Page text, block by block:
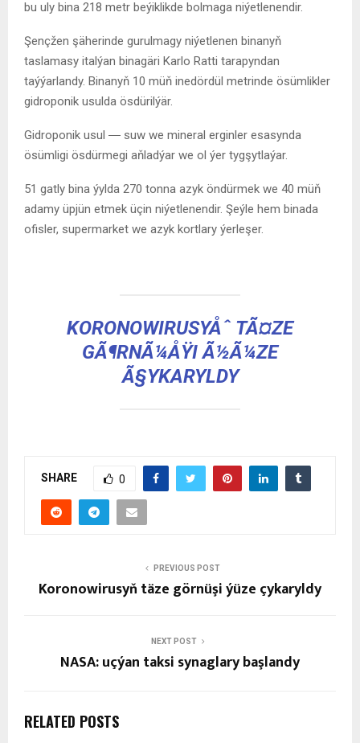
bu uly bina 218 metr beýiklikde bolmaga niýetlenendir.
Şençžen şäherinde gurulmagy niýetlenen binanyň
taslamasy italýan binagäri Karlo Ratti tarapyndan
taýýarlandy. Binanyň 10 müň inedördül metrinde ösümlikler
gidroponik usulda ösdürilýär.
Gidroponik usul ― suw we mineral erginler esasynda
ösümligi ösdürmegi aňladýar we ol ýer tygşytlaýar.
51 gatly bina ýylda 270 tonna azyk öndürmek we 40 müň
adamy üpjün etmek üçin niýetlenendir. Şeýle hem binada
ofisler, supermarket we azyk kortlary ýerleşer.
KORONOWIRUSYÅˆ TÃ¤ZE
GÃ¶RNÃ¼ÅŸI Ã½Ã¼ZE
Ã§YKARYLDY
SHARE 0
PREVIOUS POST
Koronowirusyň täze görnüşi ýüze çykaryldy
NEXT POST
NASA: uçýan taksi synaglary başlandy
RELATED POSTS